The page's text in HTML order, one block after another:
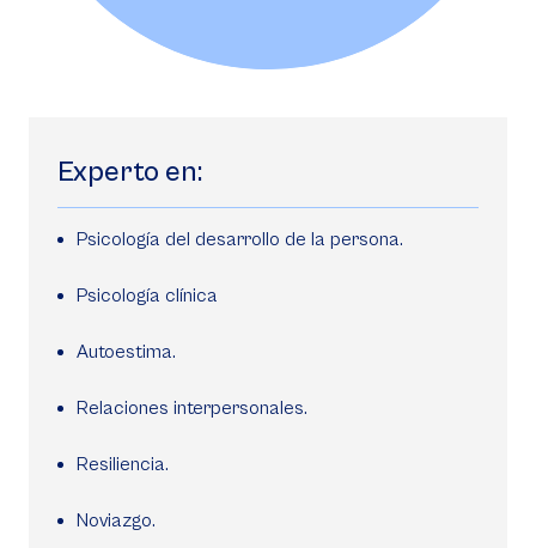
Experto en:
Psicología del desarrollo de la persona.
Psicología clínica
Autoestima.
Relaciones interpersonales.
Resiliencia.
Noviazgo.